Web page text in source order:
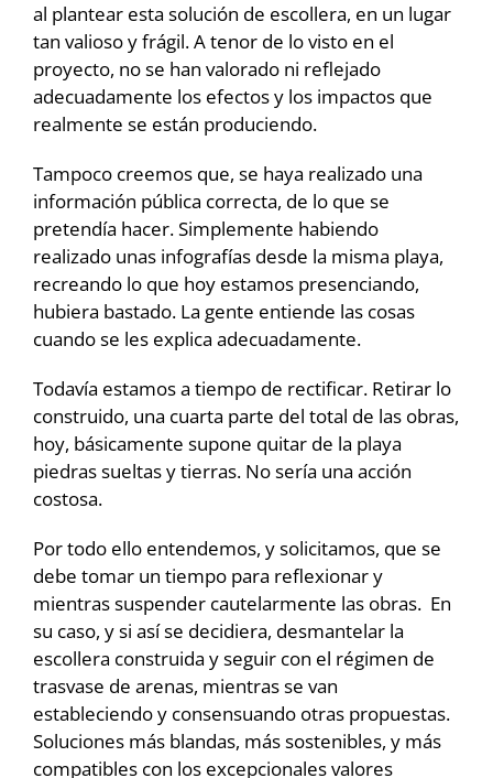
al plantear esta solución de escollera, en un lugar
tan valioso y frágil. A tenor de lo visto en el
proyecto, no se han valorado ni reflejado
adecuadamente los efectos y los impactos que
realmente se están produciendo.
Tampoco creemos que, se haya realizado una
información pública correcta, de lo que se
pretendía hacer. Simplemente habiendo
realizado unas infografías desde la misma playa,
recreando lo que hoy estamos presenciando,
hubiera bastado. La gente entiende las cosas
cuando se les explica adecuadamente.
Todavía estamos a tiempo de rectificar. Retirar lo
construido, una cuarta parte del total de las obras,
hoy, básicamente supone quitar de la playa
piedras sueltas y tierras. No sería una acción
costosa.
Por todo ello entendemos, y solicitamos, que se
debe tomar un tiempo para reflexionar y
mientras suspender cautelarmente las obras. En
su caso, y si así se decidiera, desmantelar la
escollera construida y seguir con el régimen de
trasvase de arenas, mientras se van
estableciendo y consensuando otras propuestas.
Soluciones más blandas, más sostenibles, y más
compatibles con los excepcionales valores